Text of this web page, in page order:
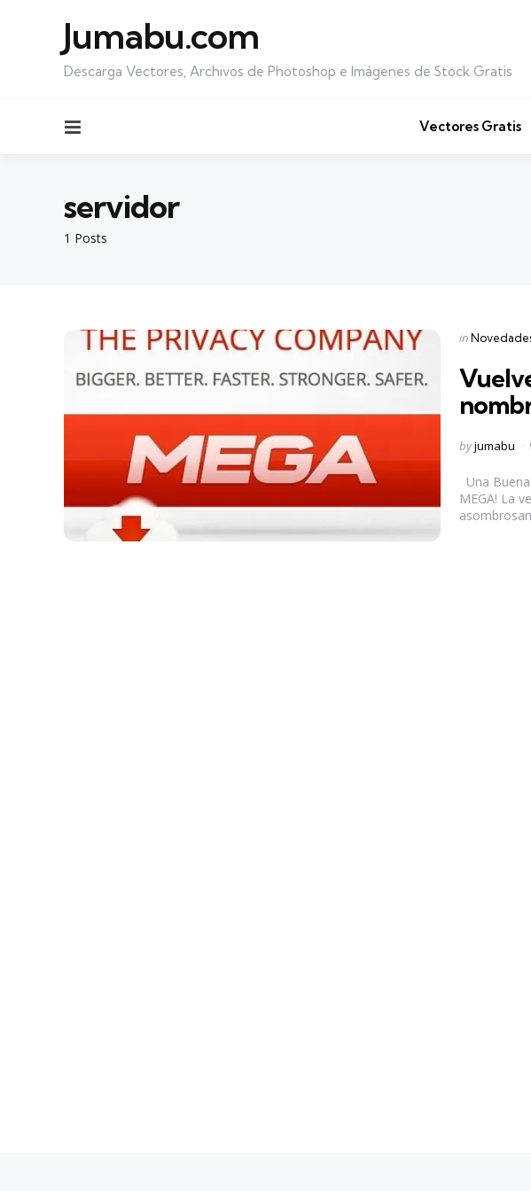
Jumabu.com
Descarga Vectores, Archivos de Photoshop e Imágenes de Stock Gratis
Vectores Gratis
1 Posts
servidor
Categories
Posted
in
Posted
byjumabu
Una
MEGA! La